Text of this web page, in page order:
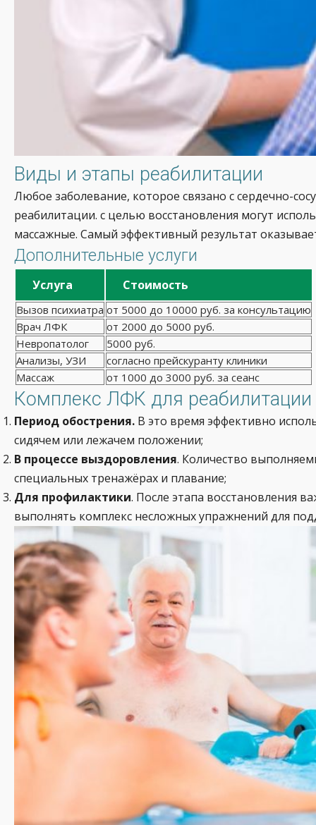
Виды и этапы реабилитации
Любое заболевание, которое связано с сердечно-
реабилитации. с целью восстановления могут
массажные. Самый эффективный результат
Дополнительные услуги
Услуга Стоимость
Вызов психиатра от 5000 до 10000 руб. за консультацию
Врач ЛФК
от 2000 до 5000 руб.
Невропатолог
5000 руб.
Анализы, УЗИ
согласно прейскуранту клиники
Массаж
от 1000 до 3000 руб. за сеанс
Комплекс ЛФК для реабилитации
Период обострения. В это время эффективно
сидячем или лежачем положении;
В процессе выздоровления. Количество
специальных тренажёрах и плавание;
Для профилактики. После этапа восстановления
выполнять комплекс несложных упражнений для